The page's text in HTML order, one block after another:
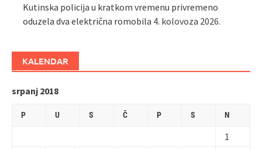
Kutinska policija u kratkom vremenu privremeno
oduzela dva električna romobila 4. kolovoza 2026.
KALENDAR
srpanj 2018
P U S Č P S N
1